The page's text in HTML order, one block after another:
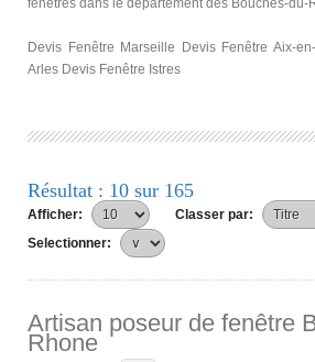
fenêtres dans le département des Bouches-du-
Devis Fenêtre Marseille Devis Fenêtre Aix-
Arles Devis Fenêtre Istres
Résultat : 10 sur 165
Afficher:
Classer par:
Selectionner:
Artisan poseur de fenêtre
Rhone